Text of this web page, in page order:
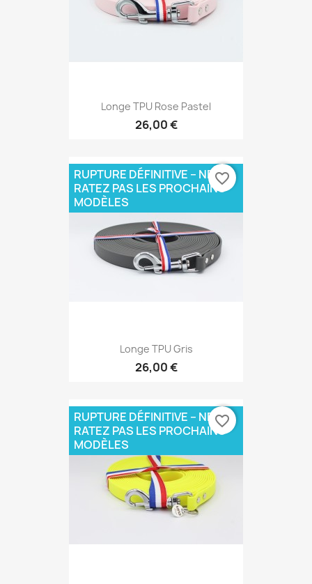
Longe TPU Rose Pastel
26,00 €
Longe TPU Gris
26,00 €
RUPTURE DÉFINITIVE – NE
RATEZ PAS LES PROCHAINS
MODÈLES
favorite_border
RUPTURE DÉFINITIVE – NE
RATEZ PAS LES PROCHAINS
MODÈLES
favorite_border